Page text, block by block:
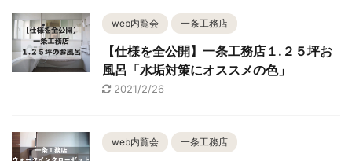
web内覧会 一条工務店
【仕様を全公開】一条工務店１.２５坪お
風呂「水垢対策にオススメの色」
2021/2/26
web内覧会 一条工務店